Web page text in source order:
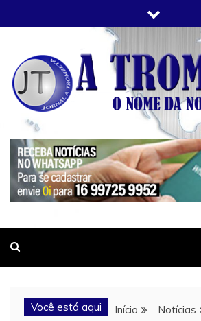
to
JORNAL A TROMBETA
O Nome da Notícia
Você está aqui Início
Notícias